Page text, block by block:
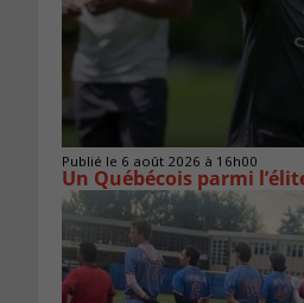
Publié le 6 août 2026 à 16h00
Un Québécois parmi